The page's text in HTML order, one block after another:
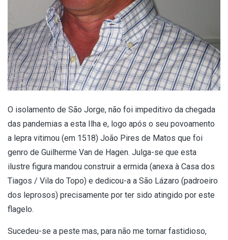
O isolamento de São Jorge, não foi impeditivo da chegada
das pandemias a esta Ilha e, logo após o seu povoamento
a lepra vitimou (em 1518) João Pires de Matos que foi
genro de Guilherme Van de Hagen. Julga-se que esta
ilustre figura mandou construir a ermida (anexa à Casa dos
Tiagos / Vila do Topo) e dedicou-a a São Lázaro (padroeiro
dos leprosos) precisamente por ter sido atingido por este
flagelo.
Sucedeu-se a peste mas, para não me tornar fastidioso,